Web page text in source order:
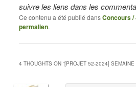
suivre les liens dans les
Ce contenu a été publié dansConcours /
permalien.
4 THOUGHTS ON “[PROJET 52-2024] SEMAINE